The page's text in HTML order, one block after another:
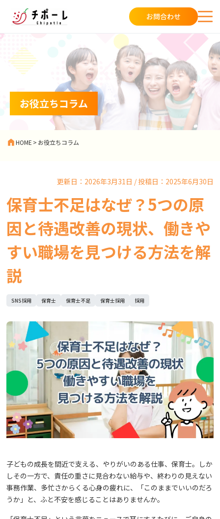
お問合わせ
お役立ちコラム
HOME > お役立ちコラム
更新日：2026年3月31日 / 投稿日：2025年6月30日
保育士不足はなぜ？5つの原
因と待遇改善の現状、働きや
すい職場を見つける方法を解
説
SNS採用 保育士 保育士不足 保育士採用 採用
子どもの成長を間近で支える、やりがいのある仕事、保育士。しか
しその一方で、責任の重さに見合わない給与や、終わりの見えない
事務作業、多忙さからくる心身の疲れに、「このままでいいのだろ
うか」と、ふと不安を感じることはありませんか。